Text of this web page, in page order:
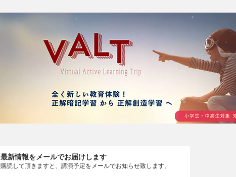
最新情報をメールでお届けします
購読して頂きますと、講演予定をメールでお知らせ致します。